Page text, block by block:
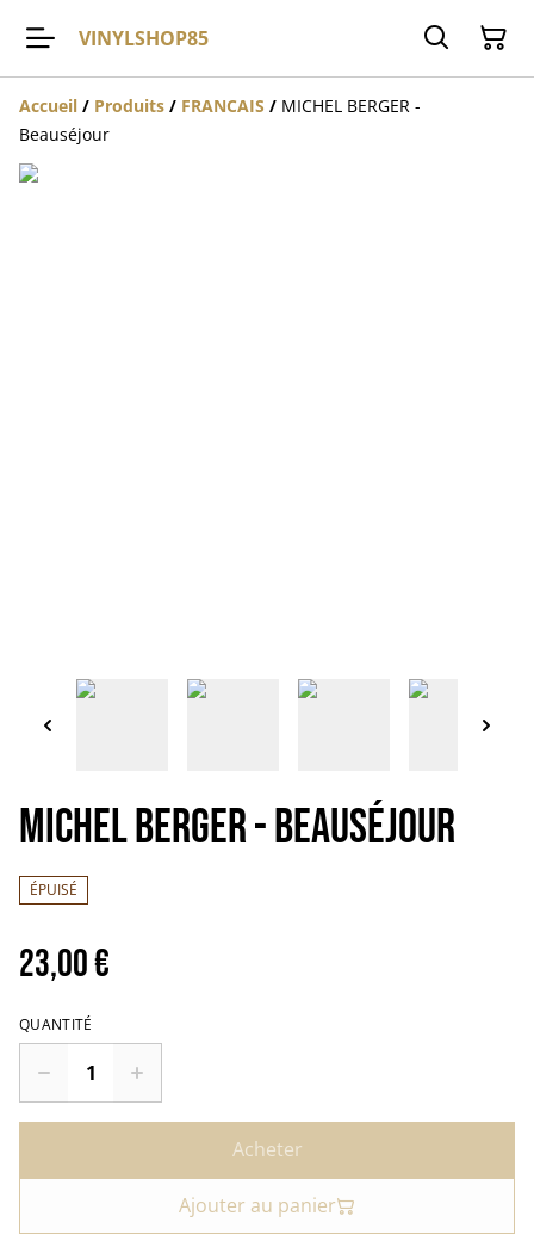
VINYLSHOP85
Accueil / Produits / FRANCAIS / MICHEL BERGER -
Beauséjour
MICHEL BERGER - Beauséjour
ÉPUISÉ
23,00 €
QUANTITÉ
Acheter
Ajouter au panier